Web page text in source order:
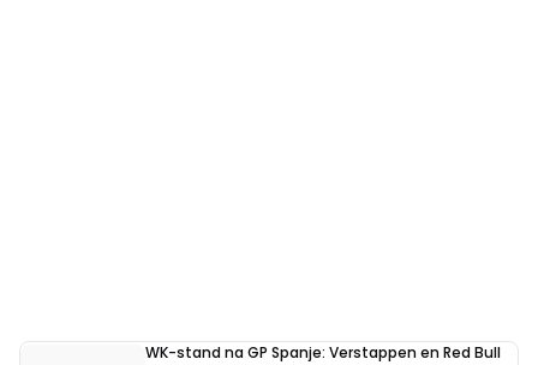
WK-stand na GP Spanje: Verstappen en Red Bull